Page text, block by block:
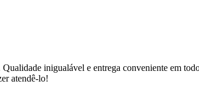
inigualável e entrega conveniente em
atendê-lo!